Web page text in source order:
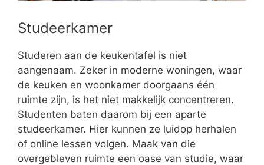
Studeerkamer
Studeren aan de keukentafel is niet
aangenaam. Zeker in moderne woningen, waar
de keuken en woonkamer doorgaans één
ruimte zijn, is het niet makkelijk concentreren.
Studenten baten daarom bij een aparte
studeerkamer. Hier kunnen ze luidop herhalen
of online lessen volgen. Maak van die
overgebleven ruimte een oase van studie, waar